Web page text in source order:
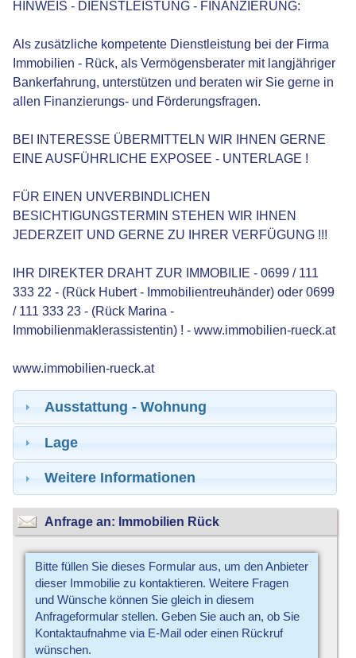
HINWEIS - DIENSTLEISTUNG - FINANZIERUNG:
Als zusätzliche kompetente Dienstleistung bei der Firma
Immobilien - Rück, als Vermögensberater mit langjähriger
Bankerfahrung, unterstützen und beraten wir Sie gerne in
allen Finanzierungs- und Förderungsfragen.
BEI INTERESSE ÜBERMITTELN WIR IHNEN GERNE
EINE AUSFÜHRLICHE EXPOSEE - UNTERLAGE !
FÜR EINEN UNVERBINDLICHEN
BESICHTIGUNGSTERMIN STEHEN WIR IHNEN
JEDERZEIT UND GERNE ZU IHRER VERFÜGUNG !!!
IHR DIREKTER DRAHT ZUR IMMOBILIE - 0699 / 111
333 22 - (Rück Hubert - Immobilientreuhänder) oder 0699
/ 111 333 23 - (Rück Marina -
Immobilienmaklerassistentin) ! - www.immobilien-rueck.at
www.immobilien-rueck.at
Ausstattung - Wohnung
Lage
Weitere Informationen
Anfrage an: Immobilien Rück
Bitte füllen Sie dieses Formular aus, um den Anbieter
dieser Immobilie zu kontaktieren. Weitere Fragen
und Wünsche können Sie gleich in diesem
Anfrageformular stellen. Geben Sie auch an, ob Sie
Kontaktaufnahme via E-Mail oder einen Rückruf
wünschen.